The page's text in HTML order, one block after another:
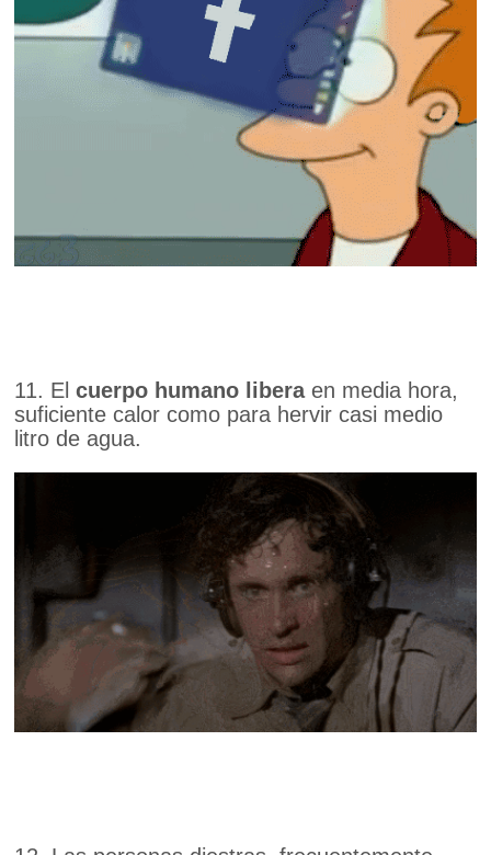
11. Elcuerpo humano liberaen media hora,
suficiente calor como para hervir casi medio
litro de agua.